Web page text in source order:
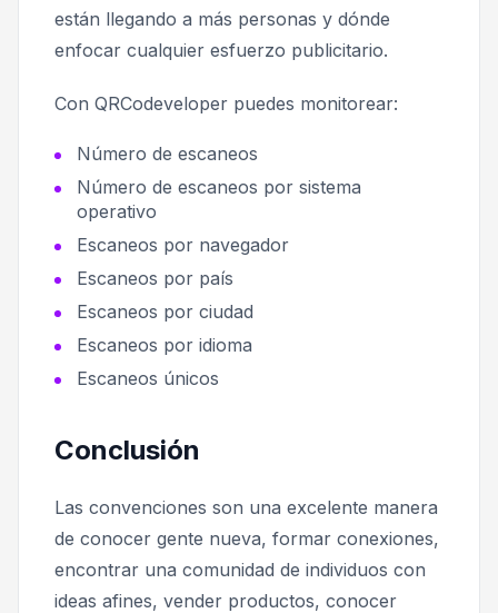
están llegando a más personas y dónde
enfocar cualquier esfuerzo publicitario.
Con QRCodeveloper puedes monitorear:
Número de escaneos
Número de escaneos por sistema
operativo
Escaneos por navegador
Escaneos por país
Escaneos por ciudad
Escaneos por idioma
Escaneos únicos
Conclusión
Las convenciones son una excelente manera
de conocer gente nueva, formar conexiones,
encontrar una comunidad de individuos con
ideas afines, vender productos, conocer